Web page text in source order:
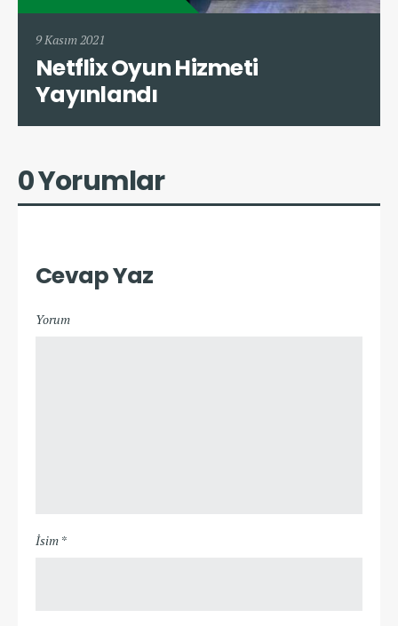
9 Kasım 2021
Netflix Oyun Hizmeti
Yayınlandı
0 Yorumlar
Cevap Yaz
Yorum
İsim *